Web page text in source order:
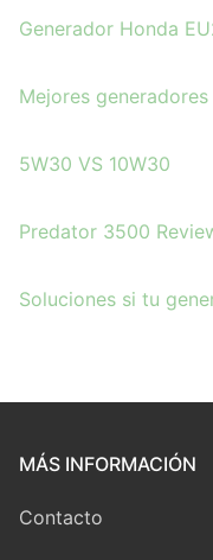
Generador Honda
Mejores
5W30 VS 10W30
Predator 3500
Soluciones si tu g
MÁS INFORMACIÓN
Contacto